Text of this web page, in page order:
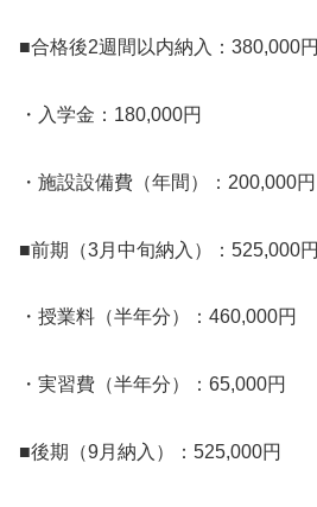
■合格後2週間以内納入：380,000円
・入学金：180,000円
・施設設備費（年間）：200,000円
■前期（3月中旬納入）：525,000円
・授業料（半年分）：460,000円
・実習費（半年分）：65,000円
■後期（9月納入）：525,000円